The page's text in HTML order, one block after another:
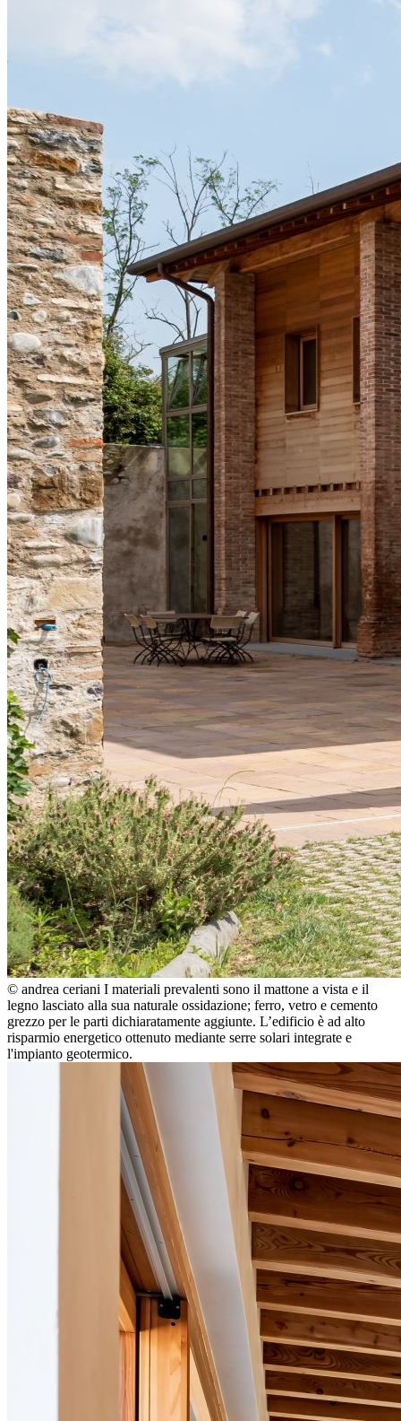
© andrea ceriani I materiali prevalenti sono il mattone a vista e il
legno lasciato alla sua naturale ossidazione; ferro, vetro e cemento
grezzo per le parti dichiaratamente aggiunte. L’edificio è ad alto
risparmio energetico ottenuto mediante serre solari integrate e
l'impianto geotermico.